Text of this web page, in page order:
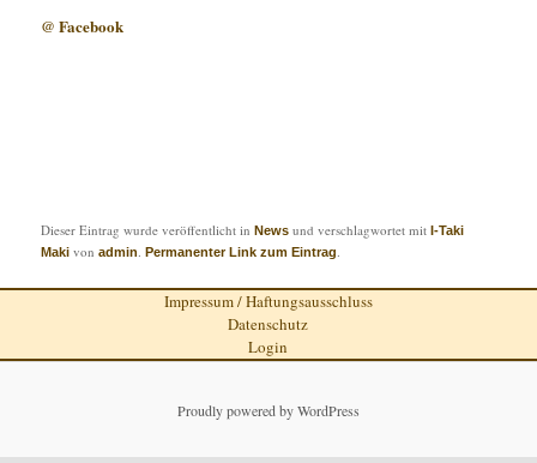
@ Facebook
Dieser Eintrag wurde veröffentlicht inNews und verschlagwortet mit I-Taki
Maki vonadmin.Permanenter Link zum Eintrag.
Impressum / Haftungsausschluss
Datenschutz
Login
Proudly powered by WordPress